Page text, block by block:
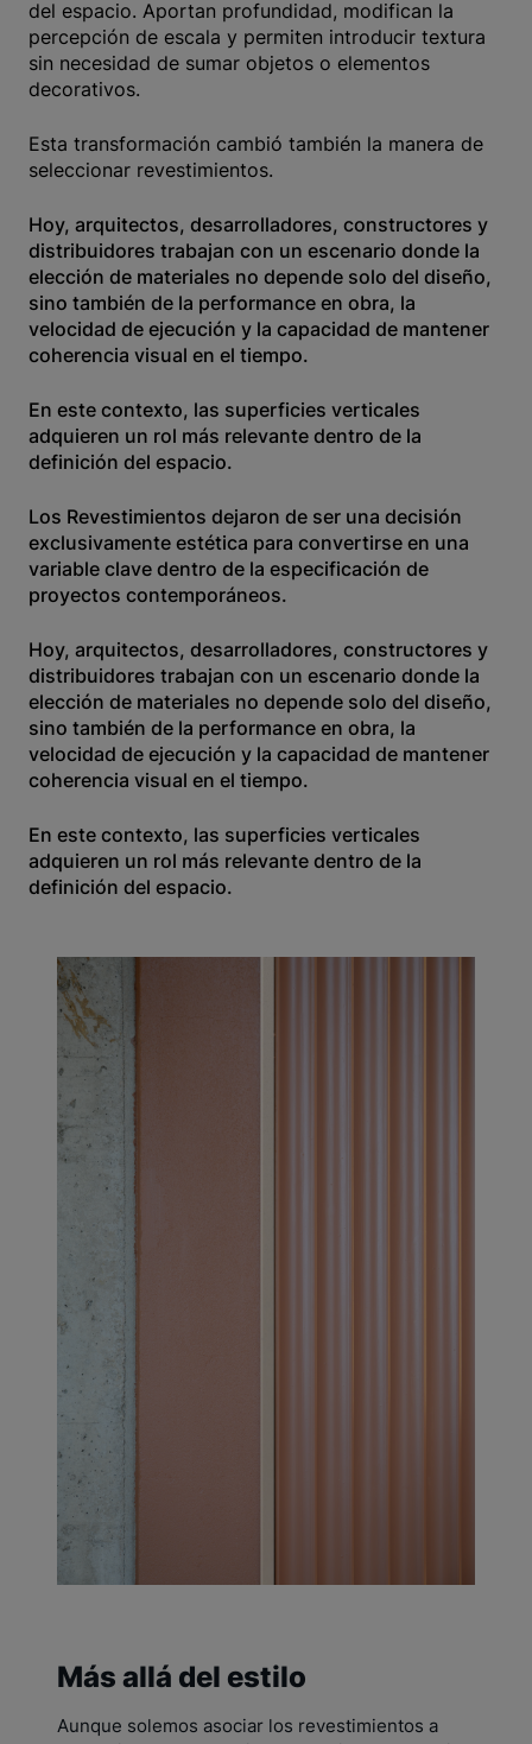
del espacio. Aportan profundidad, modifican la
percepción de escala y permiten introducir textura
sin necesidad de sumar objetos o elementos
decorativos.
Esta transformación cambió también la manera de
seleccionar revestimientos.
Hoy, arquitectos, desarrolladores, constructores y
distribuidores trabajan con un escenario donde la
elección de materiales no depende solo del diseño,
sino también de la performance en obra, la
velocidad de ejecución y la capacidad de mantener
coherencia visual en el tiempo.
En este contexto, las superficies verticales
adquieren un rol más relevante dentro de la
definición del espacio.
Los Revestimientos dejaron de ser una decisión
exclusivamente estética para convertirse en una
variable clave dentro de la especificación de
proyectos contemporáneos.
Hoy, arquitectos, desarrolladores, constructores y
distribuidores trabajan con un escenario donde la
elección de materiales no depende solo del diseño,
sino también de la performance en obra, la
velocidad de ejecución y la capacidad de mantener
coherencia visual en el tiempo.
En este contexto, las superficies verticales
adquieren un rol más relevante dentro de la
definición del espacio.
Más allá del estilo
Aunque solemos asociar los revestimientos a